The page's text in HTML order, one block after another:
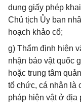
dung giấy phép
Chủ tịch Ủy ban
hoạch khảo cổ;
g) Thẩm định hiện
nhận bảo vật quốc
hoặc trung tâm
tổ chức, cá nhân là
pháp hiện vật ở địa